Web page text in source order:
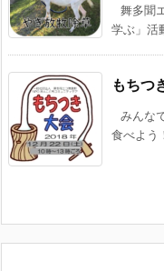
舞多聞
学ぶ」活
もち
みんな
食べよう